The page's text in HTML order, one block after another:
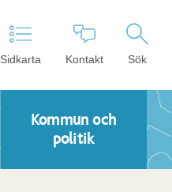
Sidkarta Kontakt Sök
Kommun och
politik